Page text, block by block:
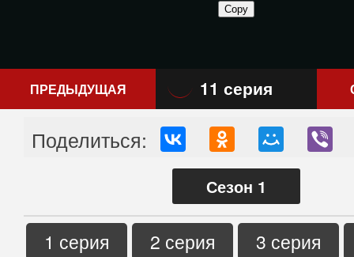
ПРЕДЫДУЩАЯ 11 серия
Поделиться:
Сезон 1
1 серия 2 серия
3 серия